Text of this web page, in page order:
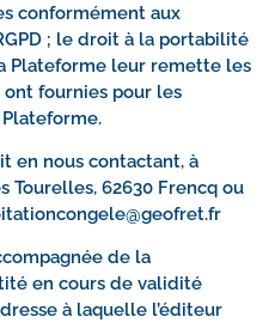
conformément aux
; le droit à la portabilité
Plateforme leur remette les
ont fournies pour les
en nous contactant, à
Tourelles, 62630 Frencq ou
de la
en cours de validité
à laquelle l’éditeur